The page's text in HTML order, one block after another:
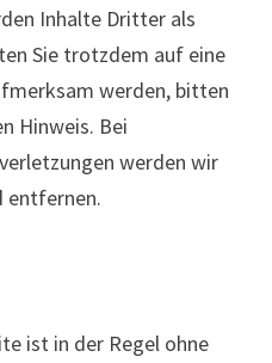
Inhalte Dritter als
Sie trotzdem auf eine
werden, bitten
Hinweis. Bei
werden wir
entfernen.
ist in der Regel ohne